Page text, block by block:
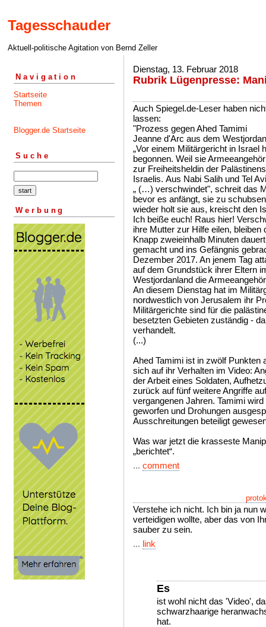
Tagesschauder
Aktuell-politische Agitation von Bernd Zeller
Navigation
Startseite
Themen
Blogger.de Startseite
Suche
Werbung
Dienstag, 13. Februar 2018
Rubrik Lügenpresse:
Auch Spiegel.de-Leser haben
lassen:
"Prozess gegen Ahed Tamimi
Jeanne d'Arc aus dem
„Vor einem Militärgericht in Israel
begonnen. Weil sie
zur Freiheitsheldin der
Israelis. Aus Nabi Salih und Tel
„ (…) verschwindet", schreit das
bevor es anfängt, sie zu
wieder holt sie aus, kreischt den
Ich beiße euch! Raus hier!
ihre Mutter zur Hilfe eilen, bleiben
Knapp zweieinhalb Minuten
gemacht und ins Gefängnis
Dezember 2017. An jenem Tag
auf dem Grundstück ihrer Eltern
Westjordanland die
An diesem Dienstag hat im
nordwestlich von Jerusalem ihr
Militärgerichte sind für die
besetzten Gebieten zuständig -
verhandelt.
(...)
Ahed Tamimi ist in zwölf Punkten
sich auf ihr Verhalten im Video:
der Arbeit eines Soldaten,
zurück auf fünf weitere Angriffe
vergangenen Jahren. Tamimi
geworfen und Drohungen
Ausschreitungen beteiligt
Was war jetzt die krasseste
„berichtet“.
... comment
Verstehe ich nicht. Ich bin ja nun
verteidigen wollte, aber das von
sauber zu sein.
... link
Es
ist wohl nicht das 'Video',
schwarzhaarige
hat.